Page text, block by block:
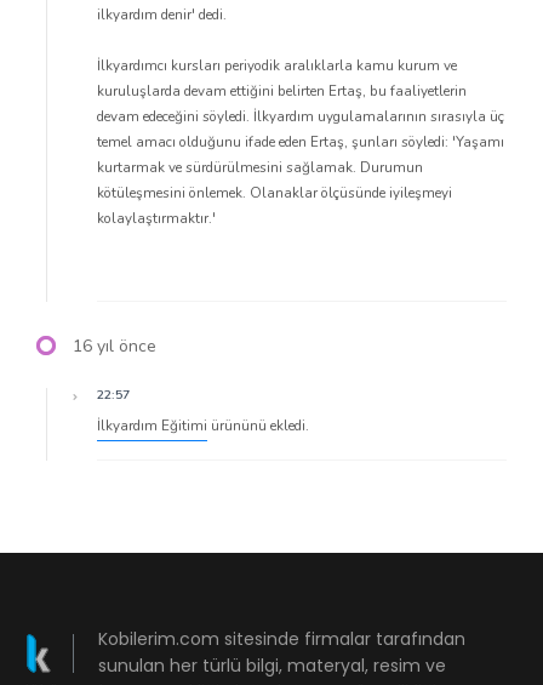
ilkyardım denir' dedi.
İlkyardımcı kursları periyodik aralıklarla kamu kurum ve
kuruluşlarda devam ettiğini belirten Ertaş, bu faaliyetlerin
devam edeceğini söyledi. İlkyardım uygulamalarının sırasıyla üç
temel amacı olduğunu ifade eden Ertaş, şunları söyledi: 'Yaşamı
kurtarmak ve sürdürülmesini sağlamak. Durumun
kötüleşmesini önlemek. Olanaklar ölçüsünde iyileşmeyi
kolaylaştırmaktır.'
16 yıl önce
22:57
İlkyardım Eğitimi ürününü ekledi.
Kobilerim.com sitesinde firmalar tarafından
sunulan her türlü bilgi, materyal, resim ve